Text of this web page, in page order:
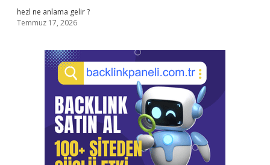
hezl ne anlama gelir ?
Temmuz 17, 2026